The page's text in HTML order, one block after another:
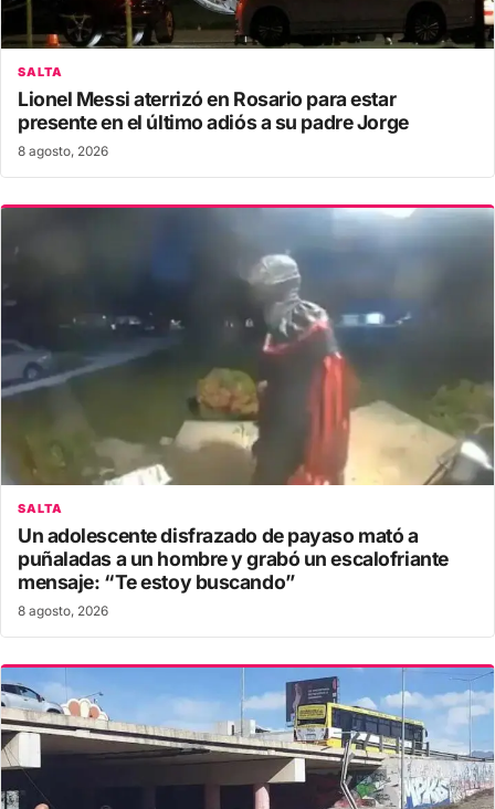
SALTA
Lionel Messi aterrizó en Rosario para estar
presente en el último adiós a su padre Jorge
8 agosto, 2026
SALTA
Un adolescente disfrazado de payaso mató a
puñaladas a un hombre y grabó un escalofriante
mensaje: “Te estoy buscando”
8 agosto, 2026